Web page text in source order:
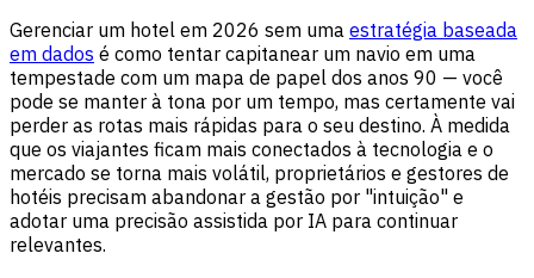
Gerenciar um hotel em 2026 sem uma estratégia baseada
em dados é como tentar capitanear um navio em uma
tempestade com um mapa de papel dos anos 90 — você
pode se manter à tona por um tempo, mas certamente vai
perder as rotas mais rápidas para o seu destino. À medida
que os viajantes ficam mais conectados à tecnologia e o
mercado se torna mais volátil, proprietários e gestores de
hotéis precisam abandonar a gestão por "intuição" e
adotar uma precisão assistida por IA para continuar
relevantes.